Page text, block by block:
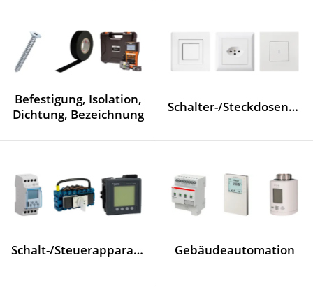
Befestigung, Isolation,
Dichtung, Bezeichnung
Schalter-/Steckdosenprogramme
Schalt-/Steuerapparate Gebäudeautomation